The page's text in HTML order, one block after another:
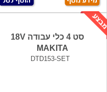
סט 4 כלי עבודה 18V
MAKITA
DTD153-SET